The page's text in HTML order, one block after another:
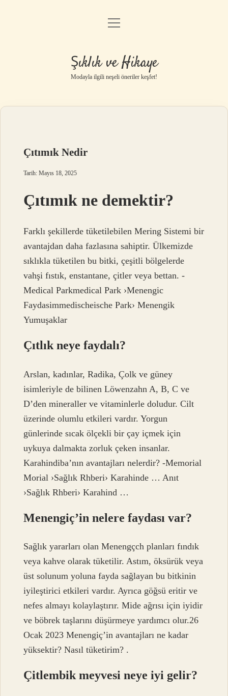
Gizlilik Politikası
Yasal Uyarı
menüyü
Şıklık ve Hikaye
Modayla ilgili neşeli öneriler keşfet!
Çıtımık Nedir
Tarih: Mayıs 18, 2025
Çıtımık ne demektir?
Farklı şekillerde tüketilebilen Mering Sistemi bir
avantajdan daha fazlasına sahiptir. Ülkemizde
sıklıkla tüketilen bu bitki, çeşitli bölgelerde
vahşi fıstık, enstantane, çitler veya bettan. -
Medical Parkmedical Park ›Menengic
Faydasimmedischeische Park› Menengik
Yumuşaklar
Çıtlık neye faydalı?
Arslan, kadınlar, Radika, Çolk ve güney
isimleriyle de bilinen Löwenzahn A, B, C ve
D’den mineraller ve vitaminlerle doludur. Cilt
üzerinde olumlu etkileri vardır. Yorgun
günlerinde sıcak ölçekli bir çay içmek için
uykuya dalmakta zorluk çeken insanlar.
Karahindiba’nın avantajları nelerdir? -Memorial
Morial ›Sağlık Rhberi› Karahinde … Anıt
›Sağlık Rhberi› Karahind …
Menengiç’in nelere faydası var?
Sağlık yararları olan Menengçch planları fındık
veya kahve olarak tüketilir. Astım, öksürük veya
üst solunum yoluna fayda sağlayan bu bitkinin
iyileştirici etkileri vardır. Ayrıca göğsü eritir ve
nefes almayı kolaylaştırır. Mide ağrısı için iyidir
ve böbrek taşlarını düşürmeye yardımcı olur.26
Ocak 2023 Menengiç’in avantajları ne kadar
yüksektir? Nasıl tüketirim? .
Çitlembik meyvesi neye iyi gelir?